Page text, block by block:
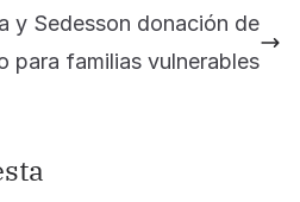
y Sedesson donación de
para familias vulnerables